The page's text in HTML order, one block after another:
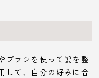
ブラシを使って髪を整
して、自分の好みに合